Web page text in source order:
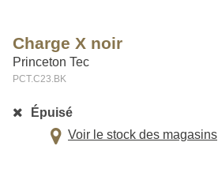
Charge X noir
Princeton Tec
PCT.C23.BK
Épuisé
Voir le stock des magasins